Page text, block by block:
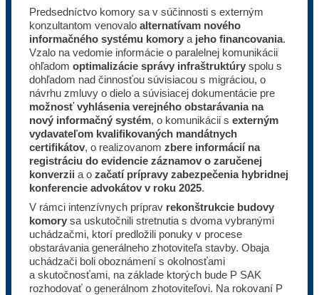
Predsedníctvo komory sa v súčinnosti s externým
konzultantom venovalo alternatívam nového
informačného systému komory ajeho financovania.
Vzalo na vedomie informácie o paralelnej komunikácii
ohľadom optimalizácie správy infraštruktúry spolu s
dohľadom nad činnosťou súvisiacou s migráciou, o
návrhu zmluvy o dielo a súvisiacej dokumentácie pre
možnosť vyhlásenia verejného obstarávania na
nový informačný systém, o komunikácii s externým
vydavateľom kvalifikovaných mandátnych
certifikátov, o realizovanom zbere informácií na
registráciu do evidencie záznamov o zaručenej
konverzii a o začatí prípravy zabezpečenia hybridnej
konferencie advokátov v roku 2025.
V rámci intenzívnych príprav rekonštrukcie budovy
komory sa uskutočnili stretnutia s dvoma vybranými
uchádzačmi, ktorí predložili ponuky v procese
obstarávania generálneho zhotoviteľa stavby. Obaja
uchádzači boli oboznámení s okolnosťami
a skutočnosťami, na základe ktorých bude P SAK
rozhodovať o generálnom zhotoviteľovi. Na rokovaní P